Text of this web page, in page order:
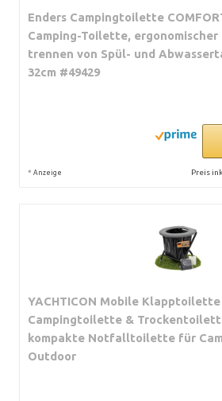
Enders Campingtoilette
Camping-Toilette, ergonomischer
trennen von Spül- und
32cm #49429
* Anzeige Preis
YACHTICON Mobile
Campingtoilette &
kompakte Notfalltoilette für
Outdoor